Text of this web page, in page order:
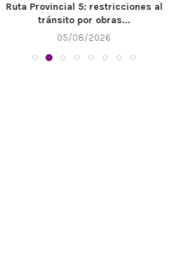
Ruta Provincial 5: restricciones al
tránsito por obras...
05/08/2026